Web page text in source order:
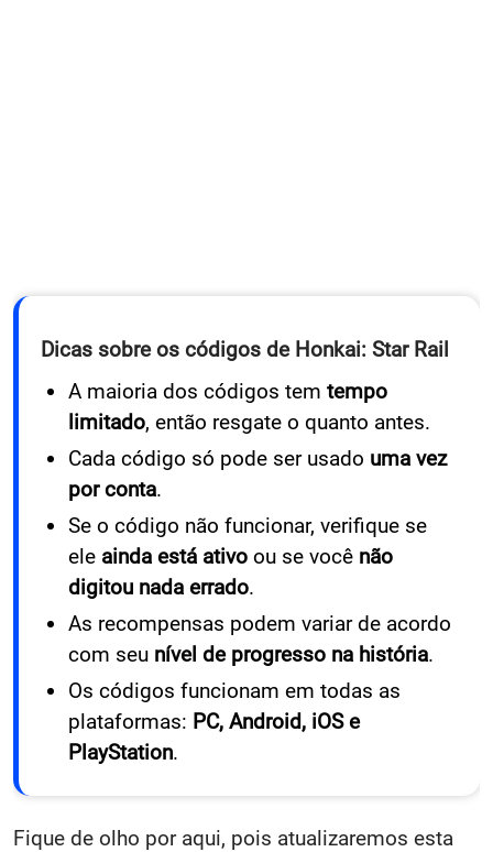
Dicas sobre os códigos de Honkai: Star Rail
A maioria dos códigos tem tempo
limitado, então resgate o quanto antes.
Cada código só pode ser usado uma vez
por conta.
Se o código não funcionar, verifique se
ele ainda está ativo ou se você não
digitou nada errado.
As recompensas podem variar de acordo
com seu nível de progresso na história.
Os códigos funcionam em todas as
plataformas: PC, Android, iOS e
PlayStation.
Fique de olho por aqui, pois atualizaremos esta